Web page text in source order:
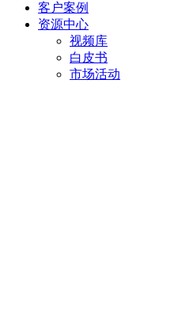
客户案例
资源中心
视频库
白皮书
市场活动